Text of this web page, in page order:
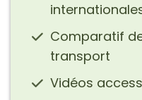
Comparatif
transport
Vidéos